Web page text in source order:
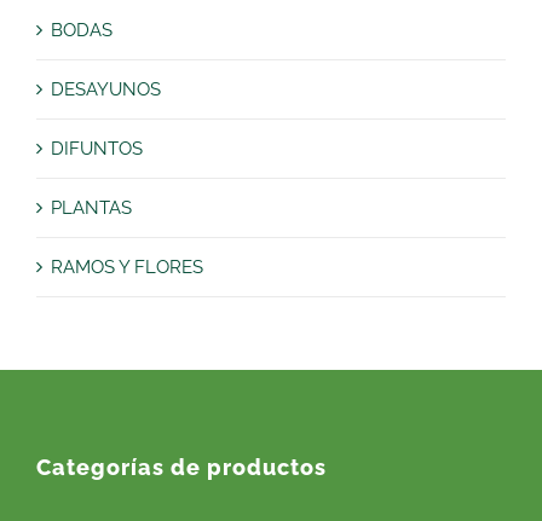
BODAS
DESAYUNOS
DIFUNTOS
PLANTAS
RAMOS Y FLORES
Categorías de productos